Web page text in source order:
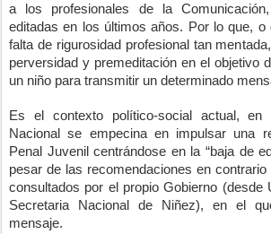
a los profesionales de la
editadas en los últimos años. Por lo que, o
falta de rigurosidad profesional tan
perversidad y premeditación en el objetivo
un niño para transmitir un determinado
Es el contexto político-social actual,
Nacional se empecina en impulsar una
Penal Juvenil centrándose en la “baja de
pesar de las recomendaciones en
consultados por el propio Gobierno (desde
Secretaria Nacional de Niñez), en el
mensaje.